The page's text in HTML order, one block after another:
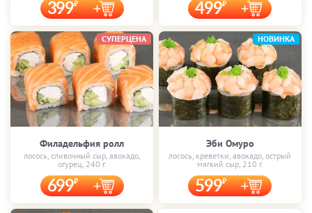
399 499
Филадельфия ролл
лосось, сливочный сыр, авокадо,
огурец, 240 г.
699
СУПЕРЦЕНА
Эби Омуро
лосось, креветки, авокадо, острый
мягкий сыр, 210 г.
599
НОВИНКА